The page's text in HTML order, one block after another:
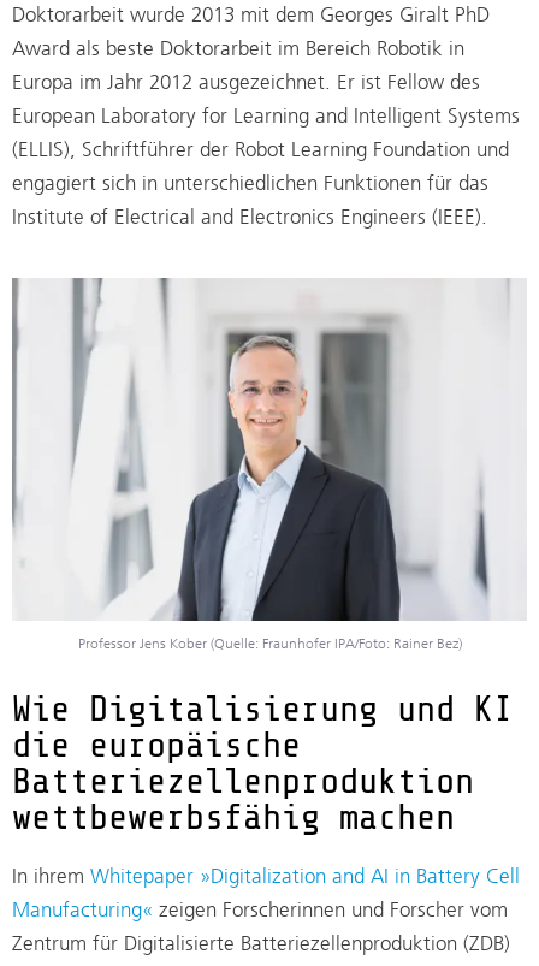
Doktorarbeit wurde 2013 mit dem Georges Giralt PhD
Award als beste Doktorarbeit im Bereich Robotik in
Europa im Jahr 2012 ausgezeichnet. Er ist Fellow des
European Laboratory for Learning and Intelligent Systems
(ELLIS), Schriftführer der Robot Learning Foundation und
engagiert sich in unterschiedlichen Funktionen für das
Institute of Electrical and Electronics Engineers (IEEE).
Professor Jens Kober (Quelle: Fraunhofer IPA/Foto: Rainer Bez)
Wie Digitalisierung und KI
die europäische
Batteriezellenproduktion
wettbewerbsfähig machen
In ihrem Whitepaper »Digitalization and AI in Battery Cell
Manufacturing« zeigen Forscherinnen und Forscher vom
Zentrum für Digitalisierte Batteriezellenproduktion (ZDB)